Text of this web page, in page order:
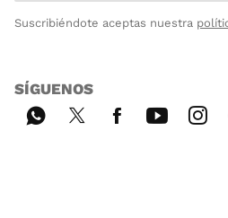
Suscribiéndote aceptas nuestra
SÍGUENOS